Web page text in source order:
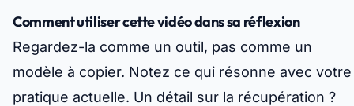
Comment utiliser cette vidéo dans sa réflexion
Regardez-la comme un outil, pas comme un
modèle à copier. Notez ce qui résonne avec votre
pratique actuelle. Un détail sur la récupération ?